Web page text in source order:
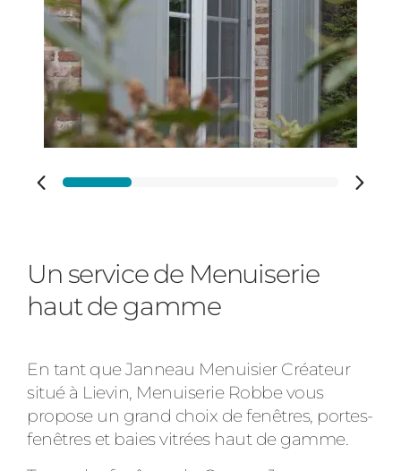
Adresse des travaux
Code Postal des travaux
Un service de Menuiserie
haut de gamme
En tant que Janneau Menuisier Créateur
situé à Lievin, Menuiserie Robbe vous
propose un grand choix de fenêtres, portes-
fenêtres et baies vitrées haut de gamme.